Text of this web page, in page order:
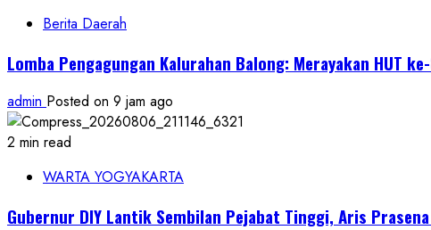
Berita Daerah
Lomba Pengagungan Kalurahan Balong: Merayakan HUT
admin Posted on 9 jam ago
2 min read
WARTA YOGYAKARTA
Gubernur DIY Lantik Sembilan Pejabat Tinggi, Aris Prasena